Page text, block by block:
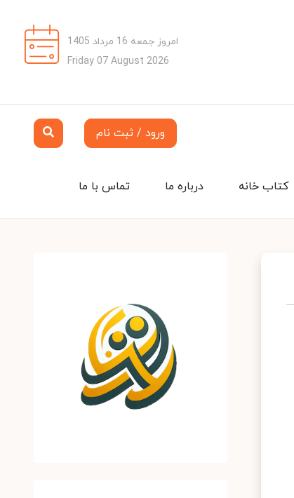
امروز جمعه 16 مرداد 1405
Friday 07 August 2026
ورود / ثبت نام
تماس با ما درباره ما کتاب خانه